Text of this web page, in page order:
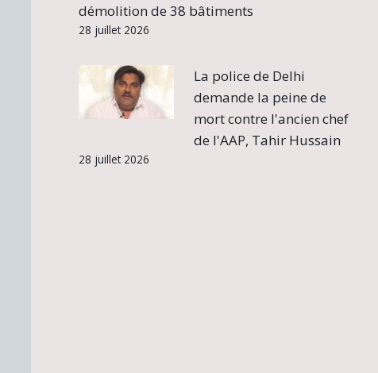
démolition de 38 bâtiments
28 juillet 2026
La police de Delhi
demande la peine de
mort contre l'ancien chef
de l'AAP, Tahir Hussain
28 juillet 2026